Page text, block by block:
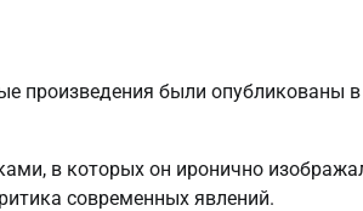
произведения были опубликованы в
в которых он иронично
современных явлений.